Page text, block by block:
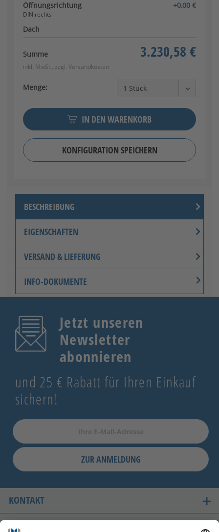
Öffnungsrichtung
+0,00 €
DIN rechts
Dach
Summe 3.230,58 €
inkl. MwSt., zzgl. Versandkosten
Menge:
IN DEN WARENKORB
KONFIGURATION SPEICHERN
BESCHREIBUNG
EIGENSCHAFTEN
VERSAND & LIEFERUNG
INFO-DOKUMENTE
Jetzt unseren
Newsletter
abonnieren
und 25 € Rabatt für Ihren Einkauf
sichern!
ZUR ANMELDUNG
KONTAKT
UNSERE LIEFERLÄNDER